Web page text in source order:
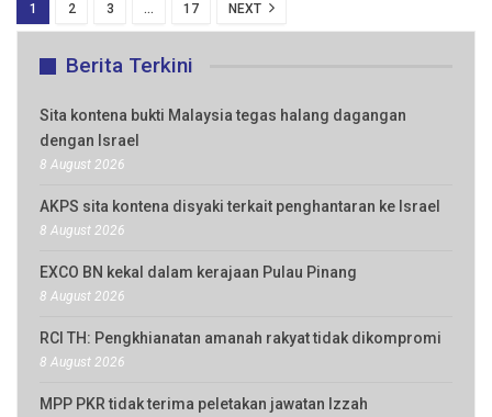
1 2 3 … 17 NEXT
Berita Terkini
Sita kontena bukti Malaysia tegas halang dagangan
dengan Israel
8 August 2026
AKPS sita kontena disyaki terkait penghantaran ke Israel
8 August 2026
EXCO BN kekal dalam kerajaan Pulau Pinang
8 August 2026
RCI TH: Pengkhianatan amanah rakyat tidak dikompromi
8 August 2026
MPP PKR tidak terima peletakan jawatan Izzah